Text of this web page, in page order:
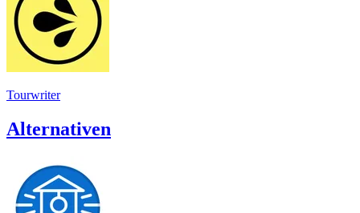
Tourwriter
Alternativen